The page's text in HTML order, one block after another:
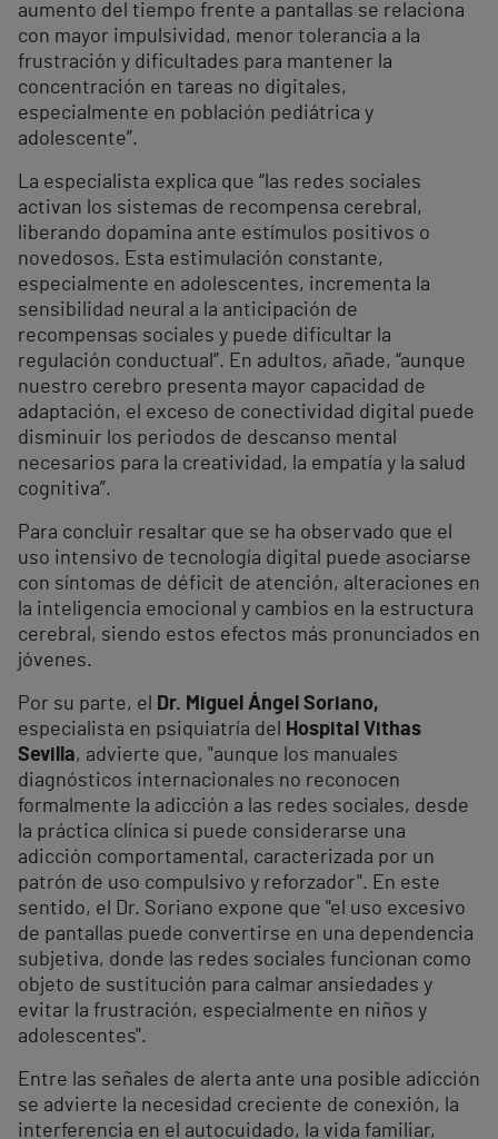
aumento del tiempo frente a pantallas se relaciona
con mayor impulsividad, menor tolerancia a la
frustración y dificultades para mantener la
concentración en tareas no digitales,
especialmente en población pediátrica y
adolescente”.
La especialista explica que “las redes sociales
activan los sistemas de recompensa cerebral,
liberando dopamina ante estímulos positivos o
novedosos. Esta estimulación constante,
especialmente en adolescentes, incrementa la
sensibilidad neural a la anticipación de
recompensas sociales y puede dificultar la
regulación conductual”. En adultos, añade, “aunque
nuestro cerebro presenta mayor capacidad de
adaptación, el exceso de conectividad digital puede
disminuir los periodos de descanso mental
necesarios para la creatividad, la empatía y la salud
cognitiva”.
Para concluir resaltar que se ha observado que el
uso intensivo de tecnología digital puede asociarse
con síntomas de déficit de atención, alteraciones en
la inteligencia emocional y cambios en la estructura
cerebral, siendo estos efectos más pronunciados en
jóvenes.
Por su parte, el
Dr. Miguel Ángel Soriano,
especialista en psiquiatría del
Hospital Vithas
Sevilla, advierte que, "aunque los manuales
diagnósticos internacionales no reconocen
formalmente la adicción a las redes sociales, desde
la práctica clínica sí puede considerarse una
adicción comportamental, caracterizada por un
patrón de uso compulsivo y reforzador". En este
sentido, el Dr. Soriano expone que "el uso excesivo
de pantallas puede convertirse en una dependencia
subjetiva, donde las redes sociales funcionan como
objeto de sustitución para calmar ansiedades y
evitar la frustración, especialmente en niños y
adolescentes".
Entre las señales de alerta ante una posible adicción
se advierte la necesidad creciente de conexión, la
interferencia en el autocuidado, la vida familiar,